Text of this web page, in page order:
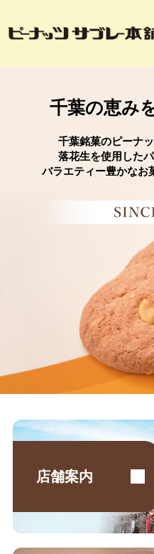
千葉の恵み
千葉銘菓のピーナ
落花生を使用した
バラエティー豊かなお
店舗案内